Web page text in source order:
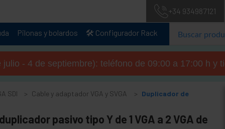
+34 934987121
Pilonas y bolardos 🛠️ Configurador Rack
- 4 de septiembre): teléfono de 09:00 a 17:00 h y
SDI Cable y adaptador VGA y SVGA
Duplicador de
pasivo tipo Y de 1 VGA a 2 VGA de